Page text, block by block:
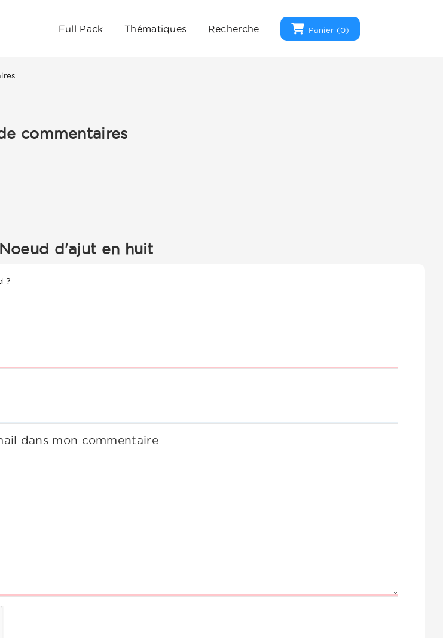
Full Pack Thématiques Recherche Panier (0)
commentaires
d'ajut en huit
?
dans mon commentaire